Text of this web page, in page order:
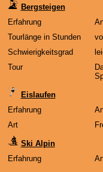
Bergsteigen
Erfahrung
Tourlänge in Stunden
Schwierigkeitsgrad
Tour
Eislaufen
Erfahrung
Art
Ski Alpin
Erfahrung